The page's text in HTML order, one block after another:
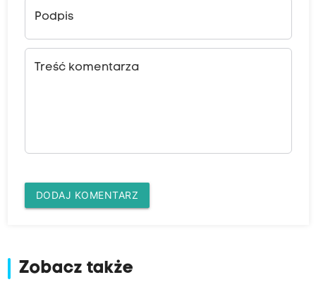
Podpis
Treść komentarza
DODAJ KOMENTARZ
Zobacz także